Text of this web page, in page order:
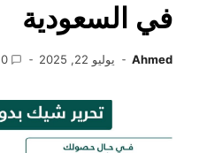
في السعودية
Ahmed يوليو 22, 2025 0